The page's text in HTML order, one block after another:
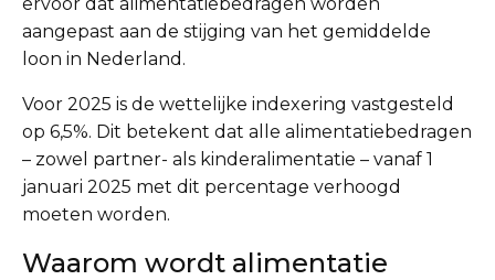
aangepast aan de stijging van het gemiddelde
loon in Nederland.
Voor 2025 is de wettelijke indexering vastgesteld
op 6,5%. Dit betekent dat alle alimentatiebedragen
– zowel partner- als kinderalimentatie – vanaf 1
januari 2025 met dit percentage verhoogd
moeten worden.
Waarom wordt alimentatie